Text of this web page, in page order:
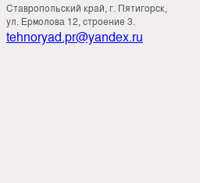
Ставропольский край, г. Пятигорск,
ул. Ермолова 12, строение 3.
tehnoryad.pr@yandex.ru